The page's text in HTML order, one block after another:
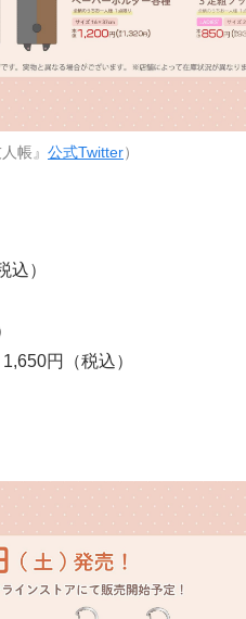
帳』 公式Twitter）
込）
円（税込）